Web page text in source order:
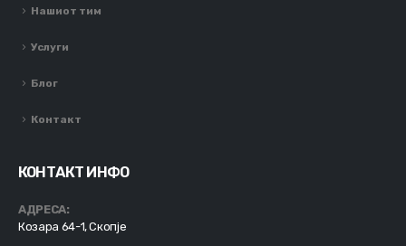
Нашиот тим
Услуги
Блог
Контакт
КОНТАКТ ИНФО
АДРЕСА:
Козара 64-1, Скопје